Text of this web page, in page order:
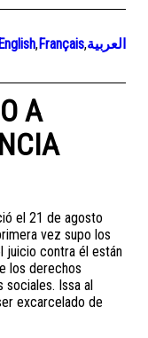
,Français,العربية
A
el 21 de agosto
vez supo los
juicio contra él están
los derechos
sociales. Issa al
excarcelado de